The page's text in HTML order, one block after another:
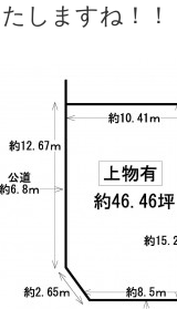
しますね！！